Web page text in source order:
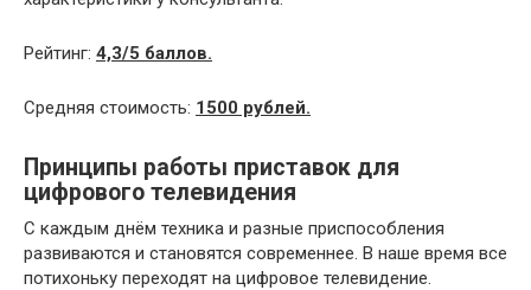
Рейтинг: 4,3/5 баллов.
Средняя стоимость: 1500 рублей.
Принципы работы приставок для
цифрового телевидения
С каждым днём техника и разные приспособления
развиваются и становятся современнее. В наше время все
потихоньку переходят на цифровое телевидение.